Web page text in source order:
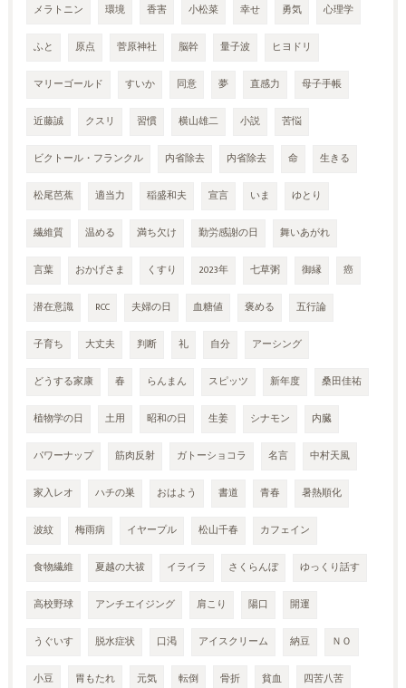
メラトニン 環境 香害 小松菜 幸せ 勇気 心理学
ふと 原点 菅原神社 脳幹 量子波 ヒヨドリ
マリーゴールド すいか 同意 夢 直感力 母子手帳
近藤誠 クスリ 習慣 横山雄二 小説 苦悩
ビクトール・フランクル 内省除去 内省除去 命 生きる
松尾芭蕉 適当力 稲盛和夫 宣言 いま ゆとり
繊維質 温める 満ち欠け 勤労感謝の日 舞いあがれ
言葉 おかげさま くすり 2023年 七草粥 御縁 癌
潜在意識 RCC 夫婦の日 血糖値 褒める 五行論
子育ち 大丈夫 判断 礼 自分 アーシング
どうする家康 春 らんまん スピッツ 新年度 桑田佳祐
植物学の日 土用 昭和の日 生姜 シナモン 内臓
パワーナップ 筋肉反射 ガトーショコラ 名言 中村天風
家入レオ ハチの巣 おはよう 書道 青春 暑熱順化
波紋 梅雨病 イヤープル 松山千春 カフェイン
食物繊維 夏越の大祓 イライラ さくらんぼ ゆっくり話す
高校野球 アンチエイジング 肩こり 陽口 開運
うぐいす 脱水症状 口渇 アイスクリーム 納豆 ＮＯ
小豆 胃もたれ 元気 転倒 骨折 貧血 四苦八苦